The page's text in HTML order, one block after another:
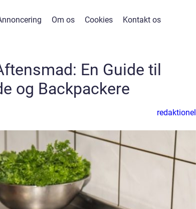
Om os Cookies Kontakt os
En Guide til
og Backpackere
redaktionel